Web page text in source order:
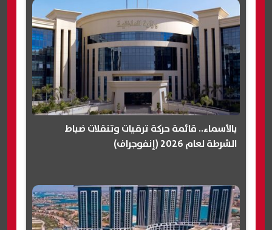
بالأسماء.. قائمة حركة ترقيات وتنقلات ضباط
الشرطة لعام 2026 (إنفوجراف)